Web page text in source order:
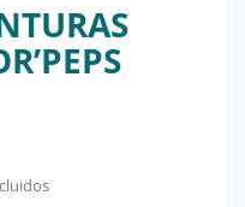
61,86€.es: 56,23€.